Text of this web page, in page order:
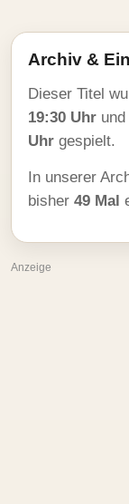
Archiv &
Dieser Titel
19:30 Uhr
Uhr gespielt.
In unserer
bisher 49 Mal
Anzeige